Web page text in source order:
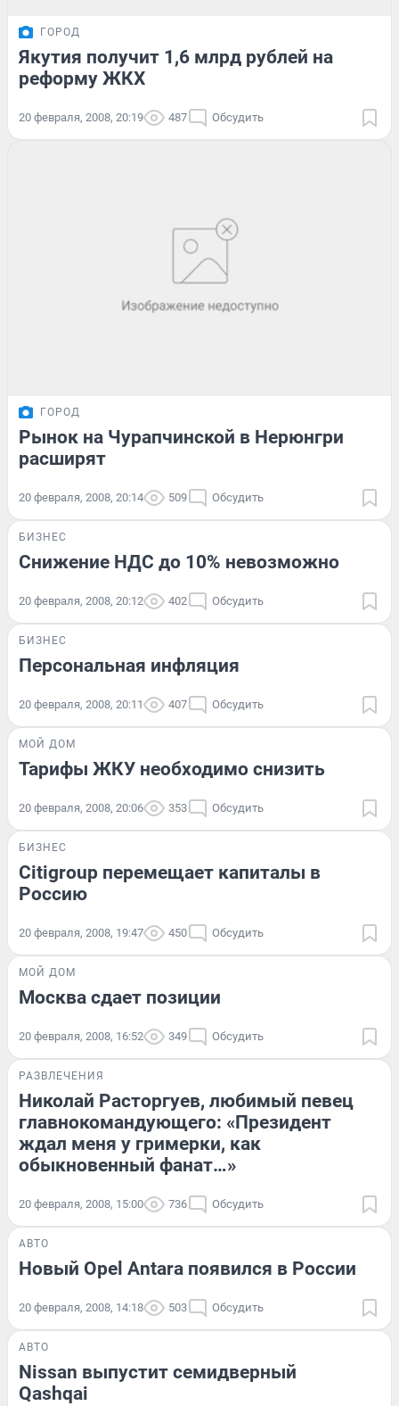
ГОРОД
Якутия получит 1,6 млрд рублей на
реформу ЖКХ
20 февраля, 2008, 20:19 487 Обсудить
ГОРОД
Рынок на Чурапчинской в Нерюнгри
расширят
20 февраля, 2008, 20:14 509 Обсудить
БИЗНЕС
Снижение НДС до 10% невозможно
20 февраля, 2008, 20:12 402 Обсудить
БИЗНЕС
Персональная инфляция
20 февраля, 2008, 20:11 407 Обсудить
МОЙ ДОМ
Тарифы ЖКУ необходимо снизить
20 февраля, 2008, 20:06 353 Обсудить
БИЗНЕС
Citigroup перемещает капиталы в
Россию
20 февраля, 2008, 19:47 450 Обсудить
МОЙ ДОМ
Москва сдает позиции
20 февраля, 2008, 16:52 349 Обсудить
РАЗВЛЕЧЕНИЯ
Николай Расторгуев, любимый певец
главнокомандующего: «Президент
ждал меня у гримерки, как
обыкновенный фанат…»
20 февраля, 2008, 15:00 736 Обсудить
АВТО
Новый Opel Antara появился в России
20 февраля, 2008, 14:18 503 Обсудить
АВТО
Nissan выпустит семидверный
Qashqai